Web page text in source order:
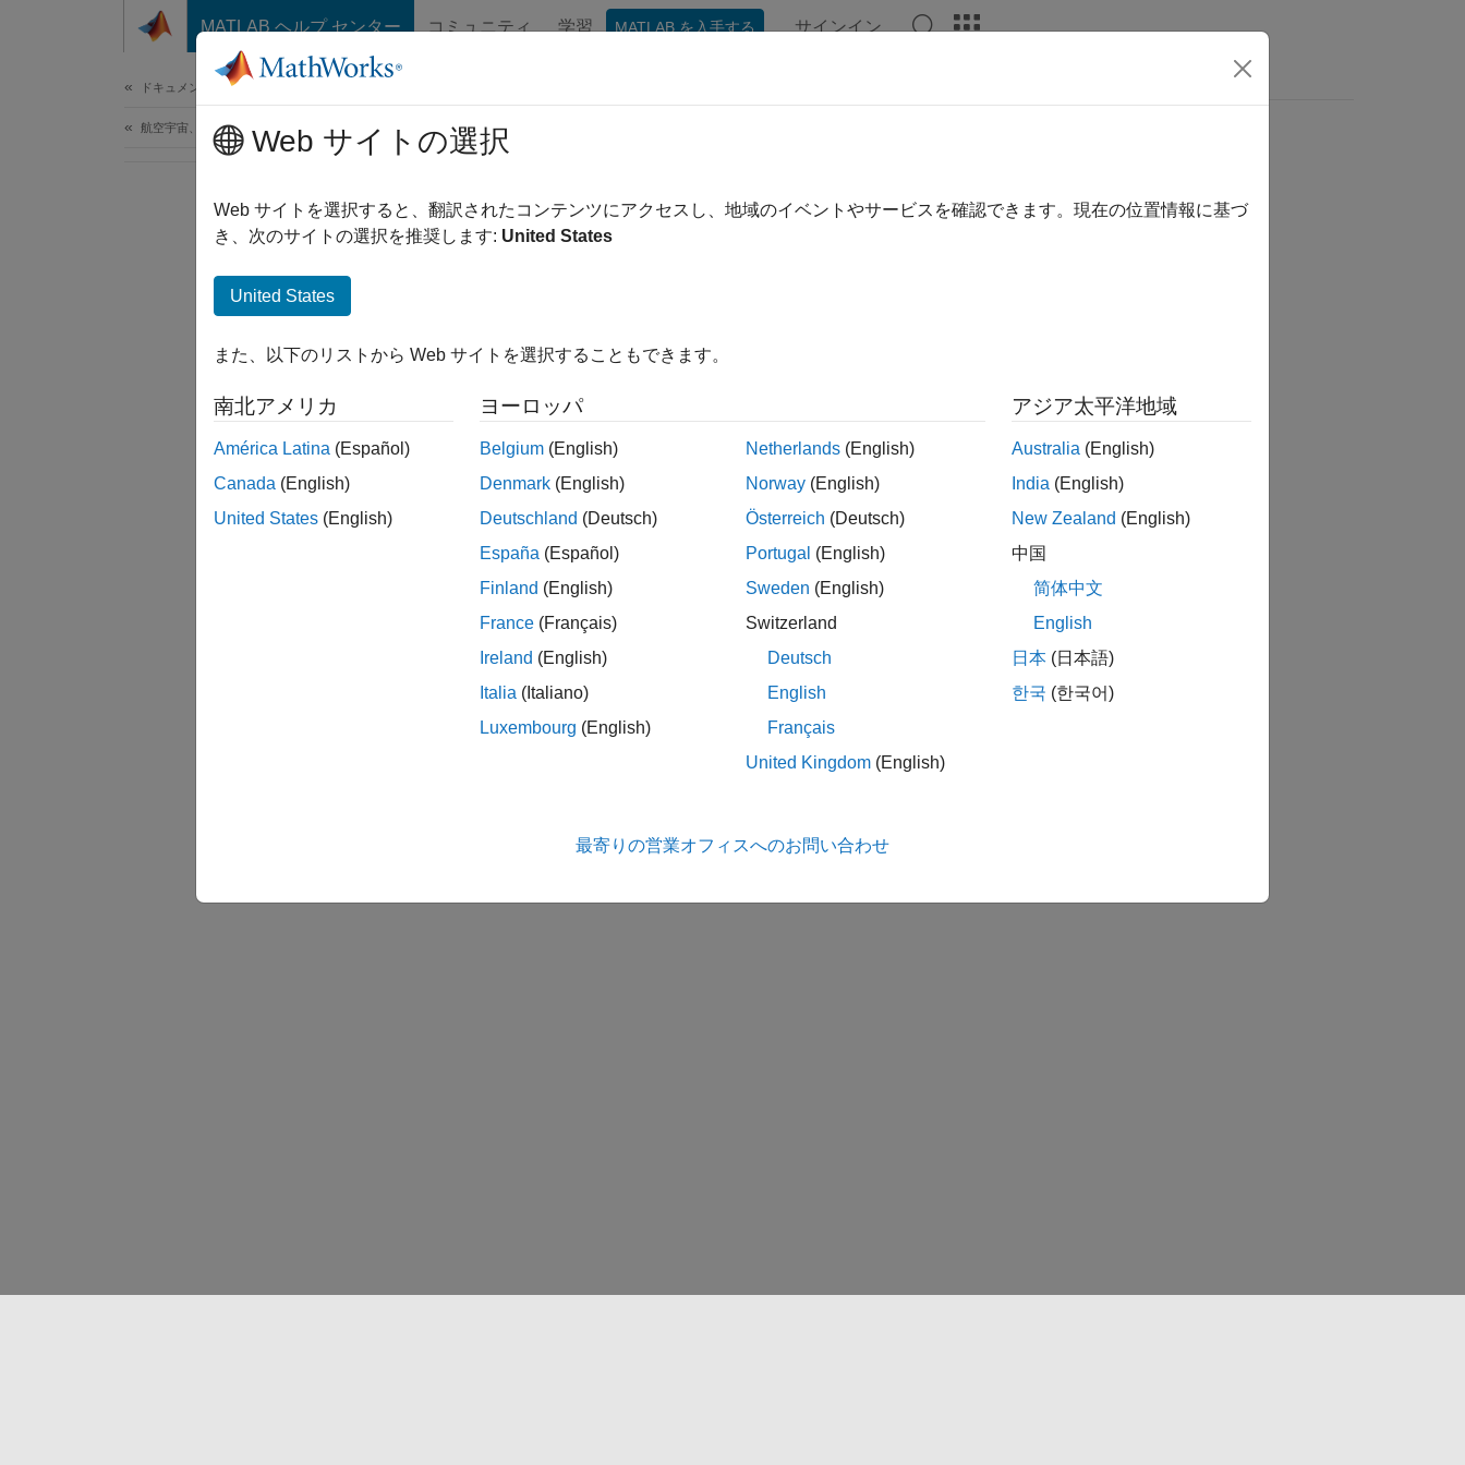
コンテンツへスキップ
MATLAB ヘルプ センター コミュニティ 学習 MATLAB を入手する サインイン
ドキュメンテーションのホーム
航空宇宙、防衛 Web サイトの選択
Web サイトを選択すると、翻訳されたコンテンツにアクセスし、地域のイベントやサービスを確認できます。現在の位置情報に基づ
き、次のサイトの選択を推奨します: United States
United States
また、以下のリストから Web サイトを選択することもできます。
南北アメリカ
América Latina (Español)
Canada (English)
United States (English)
ヨーロッパ
Belgium (English)
Denmark (English)
Deutschland (Deutsch)
España (Español)
Finland (English)
France (Français)
Ireland (English)
Italia (Italiano)
Luxembourg (English)
Netherlands (English)
Norway (English)
Österreich (Deutsch)
Portugal (English)
Sweden (English)
Switzerland
Deutsch
English
Français
United Kingdom (English)
アジア太平洋地域
Australia (English)
India (English)
New Zealand (English)
中国
简体中文
English
日本 (日本語)
한국 (한국어)
最寄りの営業オフィスへのお問い合わせ